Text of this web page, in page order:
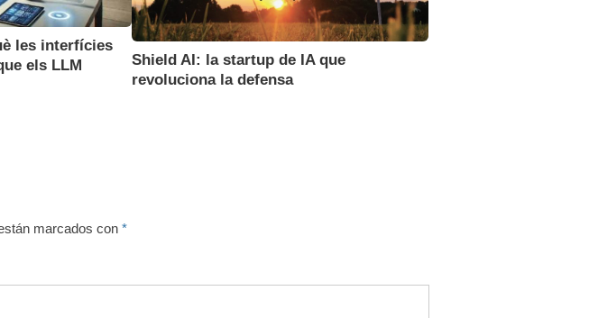
les interfícies
els LLM
Shield AI: la startup de IA que
revoluciona la defensa
marcados con *